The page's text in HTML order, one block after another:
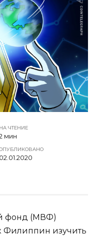
НА ЧТЕНИЕ
мин
02.01.2020
фонд (МВФ)
Филиппин изучить